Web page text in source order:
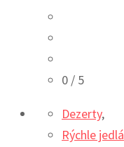
0 / 5
Dezerty,
Rýchle jedlá